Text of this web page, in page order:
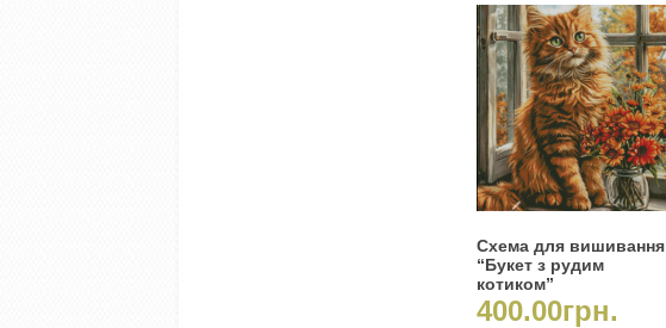
Схема для вишивання
“Букет з рудим
котиком”
400.00грн.